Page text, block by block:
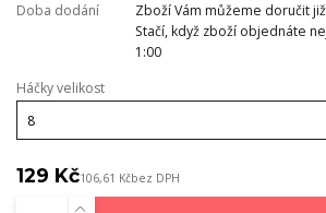
Doba dodání
Zboží Vám můžeme doručit
Stačí, když zboží objednáte
1:00
Háčky velikost
129 Kč106,61 Kčbez DPH